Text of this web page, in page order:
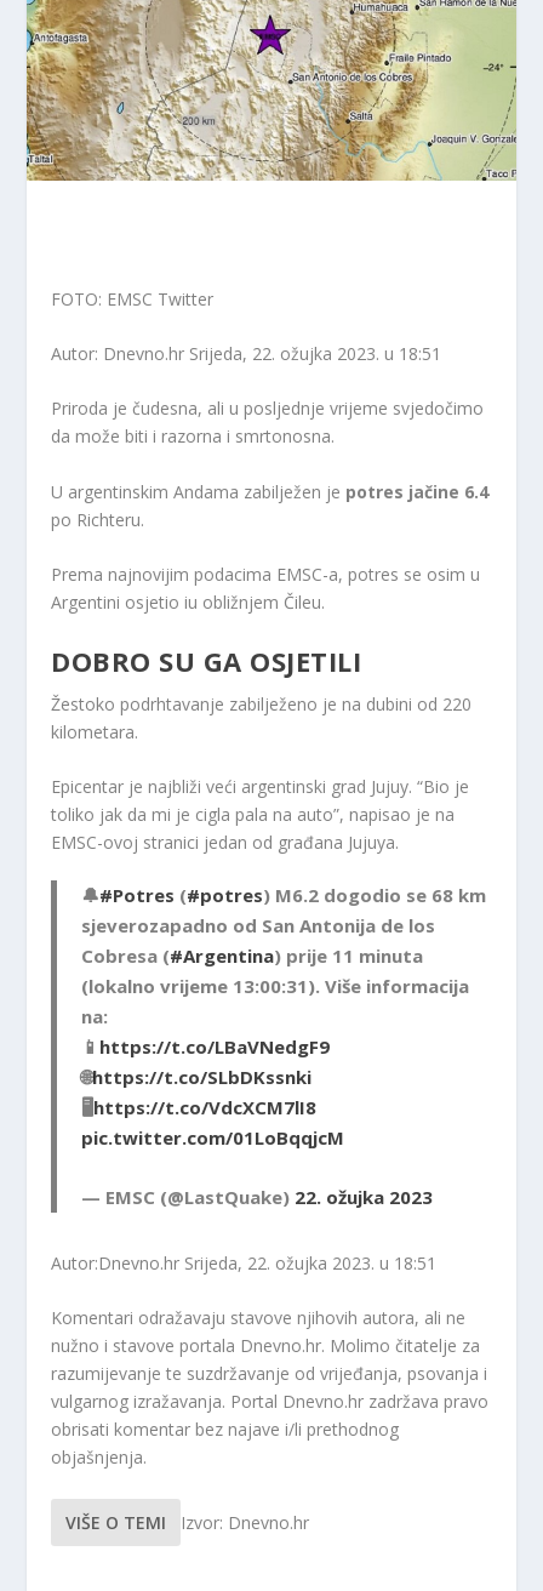
FOTO: EMSC Twitter
Autor: Dnevno.hr Srijeda, 22. ožujka 2023. u 18:51
Priroda je čudesna, ali u posljednje vrijeme svjedočimo
da može biti i razorna i smrtonosna.
U argentinskim Andama zabilježen je potres jačine 6.4
po Richteru.
Prema najnovijim podacima EMSC-a, potres se osim u
Argentini osjetio iu obližnjem Čileu.
DOBRO SU GA OSJETILI
Žestoko podrhtavanje zabilježeno je na dubini od 220
kilometara.
Epicentar je najbliži veći argentinski grad Jujuy. “Bio je
toliko jak da mi je cigla pala na auto”, napisao je na
EMSC-ovoj stranici jedan od građana Jujuya.
🔔#Potres (#potres) M6.2 dogodio se 68 km
sjeverozapadno od San Antonija de los
Cobresa (#Argentina) prije 11 minuta
(lokalno vrijeme 13:00:31). Više informacija
na:
📱 https://t.co/LBaVNedgF9
🌐https://t.co/SLbDKssnki
🖥 https://t.co/VdcXCM7lI8
pic.twitter.com/01LoBqqjcM
— EMSC (@LastQuake) 22. ožujka 2023
Autor:Dnevno.hr Srijeda, 22. ožujka 2023. u 18:51
Komentari odražavaju stavove njihovih autora, ali ne
nužno i stavove portala Dnevno.hr. Molimo čitatelje za
razumijevanje te suzdržavanje od vrijeđanja, psovanja i
vulgarnog izražavanja. Portal Dnevno.hr zadržava pravo
obrisati komentar bez najave i/li prethodnog
objašnjenja.
VIŠE O TEMI Izvor: Dnevno.hr